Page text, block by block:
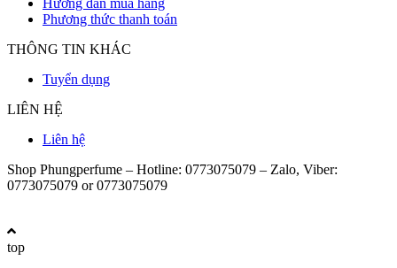
Hướng dẫn mua hàng
Phương thức thanh toán
THÔNG TIN KHÁC
Tuyển dụng
LIÊN HỆ
Liên hệ
Shop Phungperfume – Hotline: 0773075079 – Zalo, Viber:
0773075079 or 0773075079
top